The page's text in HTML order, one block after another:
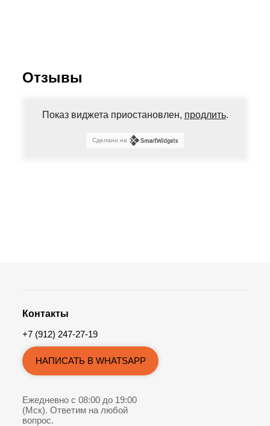
Отзывы
Показ виджета приостановлен, продлить.
Сделано на
Контакты
+7 (912) 247-27-19
НАПИСАТЬ В WHATSAPP
Ежедневно с 08:00 до 19:00
(Мск). Ответим на любой
вопрос.